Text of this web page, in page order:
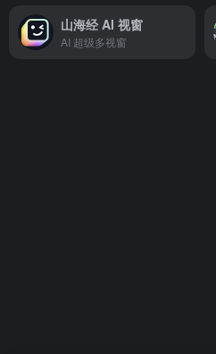
山海经 AI 视窗
AI 超级多视窗